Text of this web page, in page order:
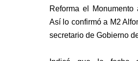
Reforma el
Así lo confirmó a M2
secretario de Gobierno